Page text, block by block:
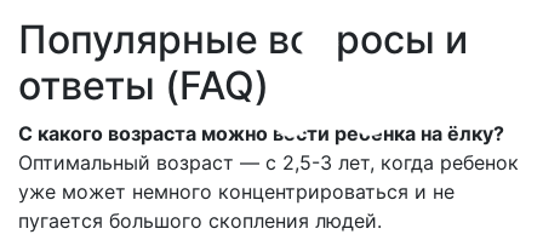
Популярные вопросы и
ответы (FAQ)
С какого возраста можно вести ребенка на ёлку?
Оптимальный возраст — с 2,5-3 лет, когда ребенок
уже может немного концентрироваться и не
пугается большого скопления людей.